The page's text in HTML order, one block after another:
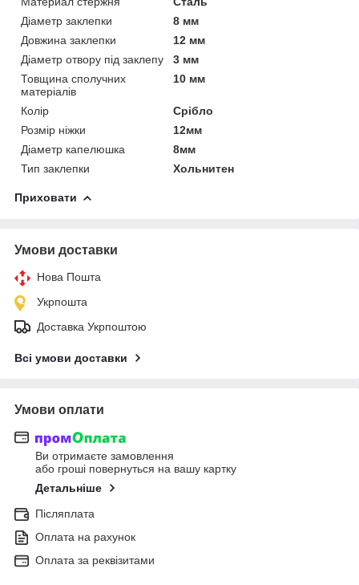
Діаметр заклепки
8 мм
Довжина заклепки
12 мм
Діаметр отвору під заклепу
3 мм
Товщина сполучних
матеріалів
10 мм
Колір
Срібло
Розмір ніжки
12мм
Діаметр капелюшка
8мм
Тип заклепки
Хольнитен
Приховати
Умови доставки
Нова Пошта
Укрпошта
Доставка Укрпоштою
Всі умови доставки
Умови оплати
Ви отримаєте замовлення
або гроші повернуться на вашу картку
Детальніше
Післяплата
Оплата на рахунок
Оплата за реквізитами